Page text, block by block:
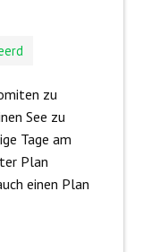
zu
See zu
Tage am
Plan
einen Plan